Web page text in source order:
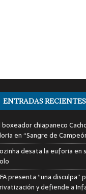
ENTRADAS RECIENTES
boxeador chiapaneco
en “Sangre de
desata la euforia en
presenta “una
y defiende a